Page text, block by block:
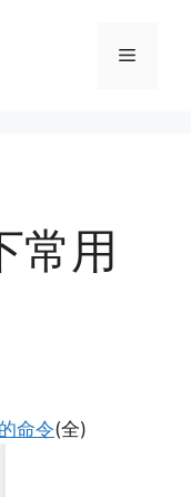
菜
常用
命令(全)